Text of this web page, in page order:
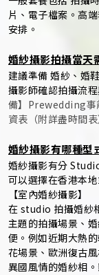
片、電子檔案。高
安排。
婚紗攝影拍攝當天
建議準備 婚紗、婚
攝影師確認拍攝流
備】Prewedding事
資表（附詳盡時間表
婚紗攝影有哪種型
婚紗攝影有分
可以選擇在香港本
【室內婚紗攝影】
在 studio 拍攝婚紗
主題的拍攝場景、
便。例如近期大熱
花場景、歐洲復古
異國風情的婚紗相